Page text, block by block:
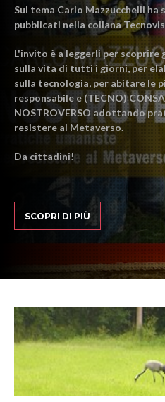
Sul tema Carlo Mazzucchelli
pubblicati nella collana
L'invito è a leggerli per
sulla vita di tutti i giorni, per
sulla tecnologia, per abitare le
responsabile e (TECNO)
NOSTROVERSO adottando
resistere al Metaverso.
Da cittadini!
SCOPRI DI PIÙ